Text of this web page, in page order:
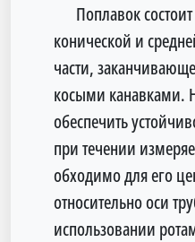
Поплавок
конической и
части,
косыми канавками.
обеспечить
при течении
обходимо для его
относительно оси
использовании